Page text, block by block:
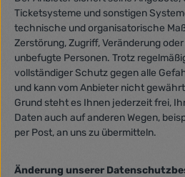
Ticketsysteme und sonstigen
technische und organisatorische
Zerstörung, Zugriff, Veränderung
unbefugte Personen. Trotz
vollständiger Schutz gegen alle
und kann vom Anbieter nicht
Grund steht es Ihnen jederzeit frei,
Daten auch auf anderen Wegen,
per Post, an uns zu übermitteln.
Änderung unserer